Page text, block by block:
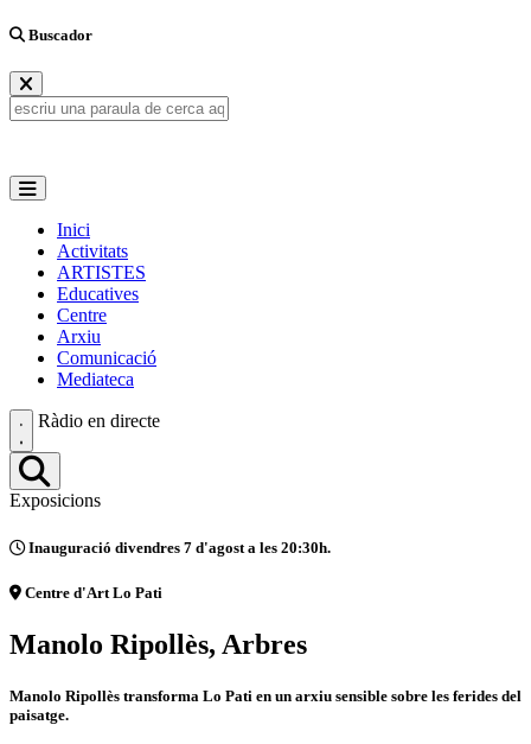
Buscador
Inici
Activitats
ARTISTES
Educatives
Centre
Arxiu
Comunicació
Mediateca
Ràdio en directe
Exposicions
Inauguració divendres 7 d'agost a les 20:30h.
Centre d'Art Lo Pati
Manolo Ripollès, Arbres
Manolo Ripollès transforma Lo Pati en un arxiu sensible sobre les ferides del
paisatge.